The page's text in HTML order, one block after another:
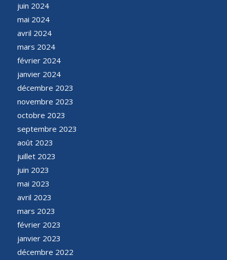
juin 2024
mai 2024
avril 2024
mars 2024
février 2024
janvier 2024
décembre 2023
novembre 2023
octobre 2023
septembre 2023
août 2023
juillet 2023
juin 2023
mai 2023
avril 2023
mars 2023
février 2023
janvier 2023
décembre 2022